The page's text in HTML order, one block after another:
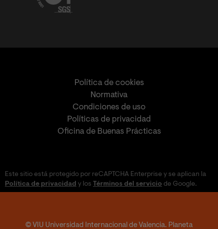
Política de cookies
Normativa
Condiciones de uso
Políticas de privacidad
Oficina de Buenas Prácticas
Este sitio está protegido por reCAPTCHA Enterprise y se aplican la
Política de privacidad y los Términos del servicio de Google.
© VIU Universidad Internacional de Valencia. Planeta